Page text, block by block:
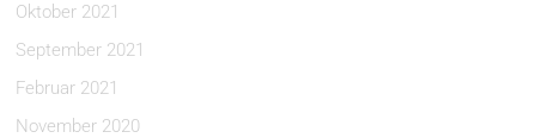
Oktober 2021
September 2021
Februar 2021
November 2020